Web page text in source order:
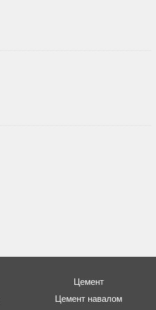
Цемент
Цемент навалом